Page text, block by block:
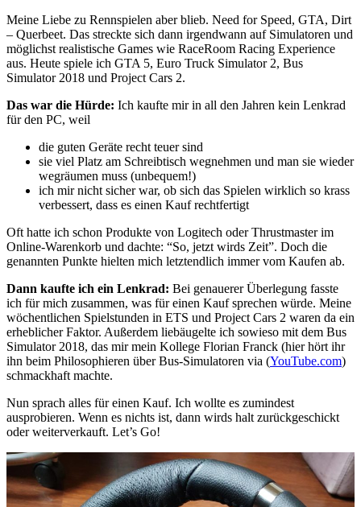
Meine Liebe zu Rennspielen aber blieb. Need for Speed, GTA, Dirt
– Querbeet. Das streckte sich dann irgendwann auf Simulatoren und
möglichst realistische Games wie RaceRoom Racing Experience
aus. Heute spiele ich GTA 5, Euro Truck Simulator 2, Bus
Simulator 2018 und Project Cars 2.
Das war die Hürde: Ich kaufte mir in all den Jahren kein Lenkrad
für den PC, weil
die guten Geräte recht teuer sind
sie viel Platz am Schreibtisch wegnehmen und man sie wieder
wegräumen muss (unbequem!)
ich mir nicht sicher war, ob sich das Spielen wirklich so krass
verbessert, dass es einen Kauf rechtfertigt
Oft hatte ich schon Produkte von Logitech oder Thrustmaster im
Online-Warenkorb und dachte: “So, jetzt wirds Zeit”. Doch die
genannten Punkte hielten mich letztendlich immer vom Kaufen ab.
Dann kaufte ich ein Lenkrad: Bei genauerer Überlegung fasste
ich für mich zusammen, was für einen Kauf sprechen würde. Meine
wöchentlichen Spielstunden in ETS und Project Cars 2 waren da ein
erheblicher Faktor. Außerdem liebäugelte ich sowieso mit dem Bus
Simulator 2018, das mir mein Kollege Florian Franck (hier hört ihr
ihn beim Philosophieren über Bus-Simulatoren via (YouTube.com)
schmackhaft machte.
Nun sprach alles für einen Kauf. Ich wollte es zumindest
ausprobieren. Wenn es nichts ist, dann wirds halt zurückgeschickt
oder weiterverkauft. Let’s Go!